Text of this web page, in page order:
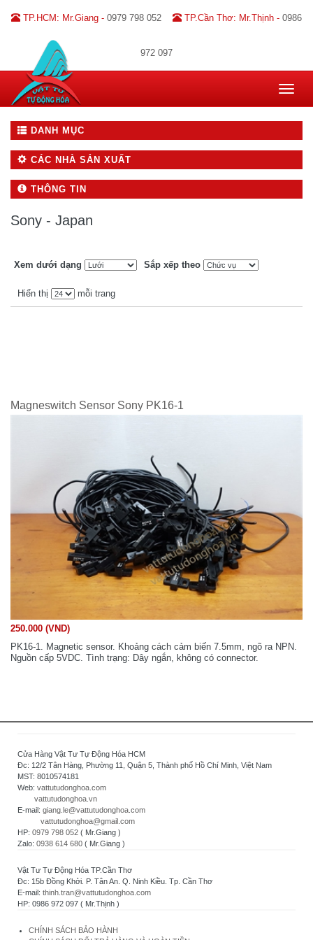
TP.HCM: Mr.Giang - 0979 798 052 TP.Cần Thơ: Mr.Thịnh - 0986
972 097
Toggle
DANH MỤC
CÁC NHÀ SẢN XUẤT
THÔNG TIN
Sony - Japan
Xem dưới dạng Sắp xếp theo
Hiển thị mỗi trang
Magneswitch Sensor Sony PK16-1
250.000 (VND)
PK16-1. Magnetic sensor. Khoảng cách cảm biến 7.5mm, ngõ ra NPN.
Nguồn cấp 5VDC. Tình trạng: Dây ngắn, không có connector.
Cửa Hàng Vật Tư Tự Động Hóa HCM
Đc: 12/2 Tân Hàng, Phường 11, Quận 5, Thành phố Hồ Chí Minh, Việt Nam
MST: 8010574181
Web: vattutudonghoa.com
vattutudonghoa.vn
E-mail: giang.le@vattutudonghoa.com
vattutudonghoa@gmail.com
HP: 0979 798 052 ( Mr.Giang )
Zalo: 0938 614 680 ( Mr.Giang )
Vật Tư Tự Động Hóa TP.Cần Thơ
Đc: 15b Đồng Khởi. P. Tân An. Q. Ninh Kiều. Tp. Cần Thơ
E-mail: thinh.tran@vattutudonghoa.com
HP: 0986 972 097 ( Mr.Thịnh )
CHÍNH SÁCH BẢO HÀNH